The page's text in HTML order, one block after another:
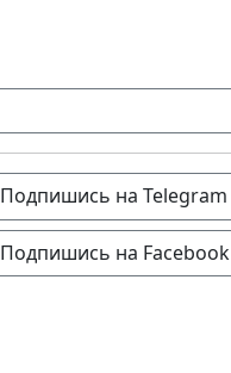
Подпишись на Telegram
Подпишись на Facebook